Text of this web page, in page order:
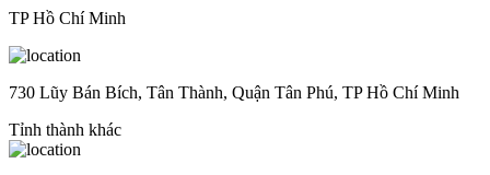
TP Hồ Chí Minh
730 Lũy Bán Bích, Tân Thành, Quận Tân Phú, TP Hồ Chí Minh
Tỉnh thành khác